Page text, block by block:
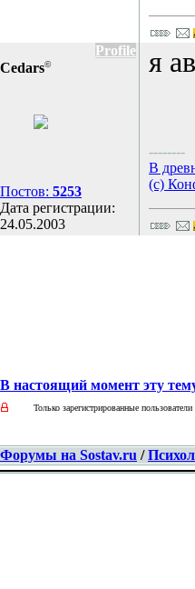
Profile
Cedars©
Постов: 5253
Дата регистрации:
24.05.2003
я
--------
В
(с)
В настоящий момент эту
Только зарегистрированные
Форумы на Sostav.ru /